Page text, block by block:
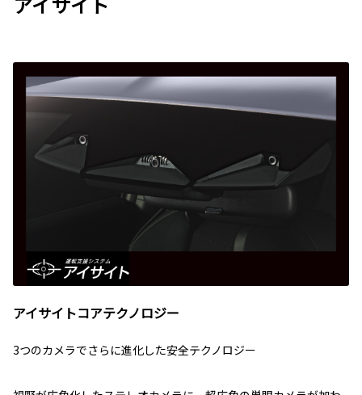
アイサイトコアテクノロジー
3つのカメラでさらに進化した安全テクノロジー